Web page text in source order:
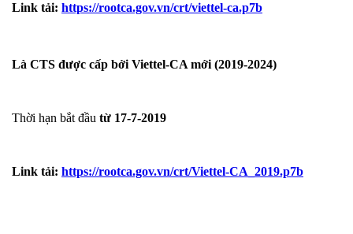
Link tải: https://rootca.gov.vn/crt/viettel-ca.p7b
Là CTS được cấp bởi Viettel-CA mới (2019-2024)
Thời hạn bắt đầu từ 17-7-2019
Link tải: https://rootca.gov.vn/crt/Viettel-CA_2019.p7b